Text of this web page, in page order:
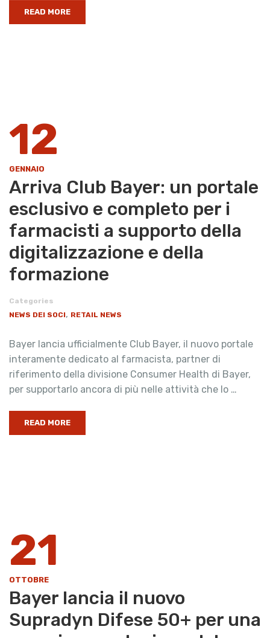
READ MORE
12
GENNAIO
Arriva Club Bayer: un portale
esclusivo e completo per i
farmacisti a supporto della
digitalizzazione e della
formazione
Categories
NEWS DEI SOCI, RETAIL NEWS
Bayer lancia ufficialmente Club Bayer, il nuovo portale
interamente dedicato al farmacista, partner di
riferimento della divisione Consumer Health di Bayer,
per supportarlo ancora di più nelle attività che lo …
READ MORE
21
OTTOBRE
Bayer lancia il nuovo
Supradyn Difese 50+ per una